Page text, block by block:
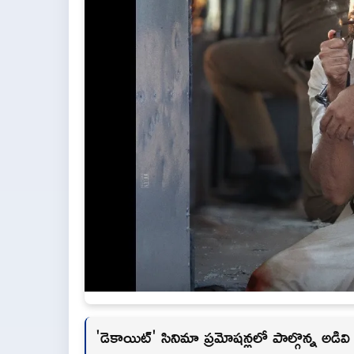
'డెకాయిట్' సినిమా ప్రమోషన్లలో పాల్గొన్న